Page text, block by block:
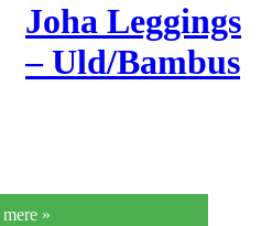
Joha Leggings
– Uld/Bambus
»